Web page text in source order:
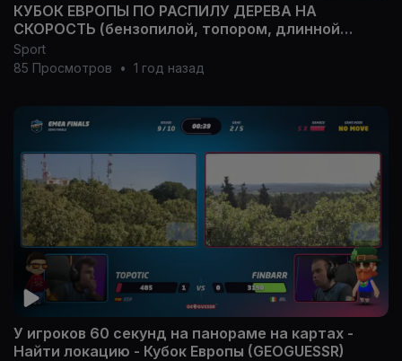
КУБОК ЕВРОПЫ ПО РАСПИЛУ ДЕРЕВА НА
СКОРОСТЬ (бензопилой, топором, длинной
пилой)
Sport
85 Просмотров
• 1 год назад
У игроков 60 секунд на панораме на картах -
Найти локацию - Кубок Европы (GEOGUESSR)